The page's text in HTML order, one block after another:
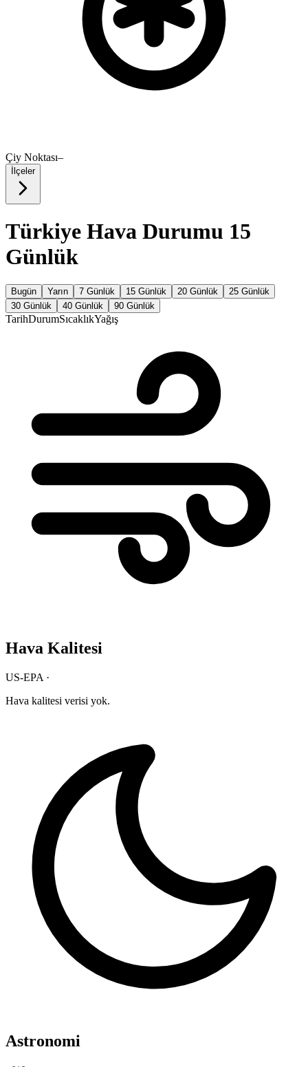
Çiy Noktası–
İlçeler
Türkiye Hava Durumu 15
Günlük
Bugün Yarın 7 Günlük 15 Günlük 20 Günlük
25 Günlük
30 Günlük
40 Günlük 90 Günlük
TarihDurumSıcaklıkYağış
Hava Kalitesi
US-EPA ·
Hava kalitesi verisi yok.
Astronomi